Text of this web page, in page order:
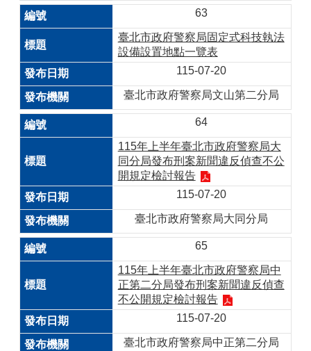
63
臺北市政府警察局固定式科技執法
設備設置地點一覽表
115-07-20
臺北市政府警察局文山第二分局
64
115年上半年臺北市政府警察局大
同分局發布刑案新聞違反偵查不公
開規定檢討報告
115-07-20
臺北市政府警察局大同分局
65
115年上半年臺北市政府警察局中
正第二分局發布刑案新聞違反偵查
不公開規定檢討報告
115-07-20
臺北市政府警察局中正第二分局